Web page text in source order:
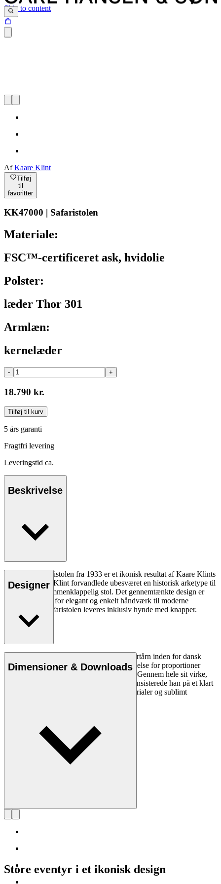
Skip to content
AfKaare Klint
Tilføj
til
favoritter
KK47000 | Safaristolen
Materiale:
FSC™-certificeret ask, hvidolie
Polster:
læder Thor 301
Armlæn:
kernelæder
- +
18.790 kr.
Tilføj til kurv
5 års garanti
Fragtfri levering
Leveringstid ca.
Beskrivelse
KK47000 Safaristolen fra 1933 er et ikonisk resultat af Kaare Klints
designideologi. Klint forvandlede ubesværet en historisk arketype til
en moderne, sammenklappelig stol. Det gennemtænkte design er
blevet et fyrtårn for elegant og enkelt håndværk til moderne
indretninger. Safaristolen leveres inklusiv hynde med knapper.
Læs mere
Designer
Arkitekt Kaare Klint (1888-1954) var et fyrtårn inden for dansk
design og skabte med sin enestående forståelse for proportioner
fundamentet for Danish Modern-begrebet. Gennem hele sit virke,
hvor han skabte en stribe af designikoner, insisterede han på et klart
og logisk design, rene linjer, optimale materialer og sublimt
Dimensioner & Downloads
Store eventyr i et ikonisk design